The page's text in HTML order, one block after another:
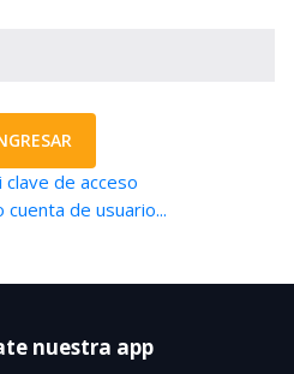
clave de acceso
cuenta de usuario...
nuestra app